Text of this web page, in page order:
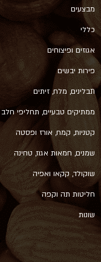
מבצעים
כללי
אגוזים ופיצוחים
פירות יבשים
תבלינים, מלח, זיתים
ממתיקים טבעיים, תחליפי חלב
קטניות, קמח, אורז ופסטה
שמנים, חמאות אגוז, טחינה
שוקולד, קקאו ואפיה
חליטות תה וקפה
שונות